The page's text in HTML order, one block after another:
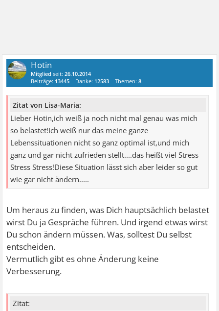
Hotin
Mitglied seit:26.10.2014
Beiträge: 13445 Danke: 12583 Themen:8
Zitat von Lisa-Maria:
Lieber Hotin,ich weiß ja noch nicht mal genau was mich
so belastet!Ich weiß nur das meine ganze
Lebenssituationen nicht so ganz optimal ist,und mich
ganz und gar nicht zufrieden stellt....das heißt viel Stress
Stress Stress!Diese Situation lässt sich aber leider so gut
wie gar nicht ändern.....
Um heraus zu finden, was Dich hauptsächlich belastet
wirst Du ja Gespräche führen. Und irgend etwas wirst
Du schon ändern müssen. Was, solltest Du selbst
entscheiden.
Vermutlich gibt es ohne Änderung keine
Verbesserung.
Zitat: